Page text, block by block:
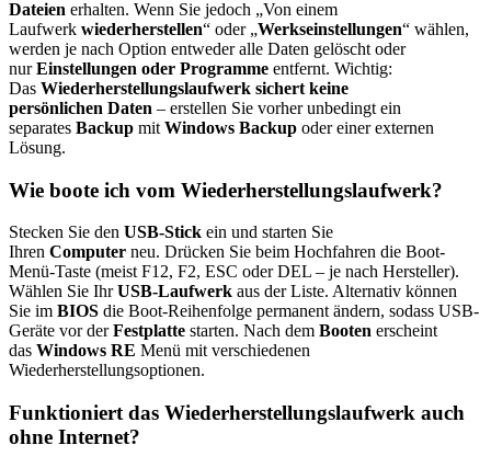
Dateien erhalten. Wenn Sie jedoch „Von einem
Laufwerk wiederherstellen“ oder „Werkseinstellungen“ wählen,
werden je nach Option entweder alle Daten gelöscht oder
nurEinstellungen oder Programme entfernt. Wichtig:
Das Wiederherstellungslaufwerk sichert keine
persönlichen Daten – erstellen Sie vorher unbedingt ein
separates Backup mit Windows Backup oder einer externen
Lösung.
Wie boote ich vom Wiederherstellungslaufwerk?
Stecken Sie den USB-Stick ein und starten Sie
Ihren Computer neu. Drücken Sie beim Hochfahren die Boot-
Menü-Taste (meist F12, F2, ESC oder DEL – je nach Hersteller).
Wählen Sie IhrUSB-Laufwerk aus der Liste. Alternativ können
Sie im BIOS die Boot-Reihenfolge permanent ändern, sodass USB-
Geräte vor derFestplatte starten. Nach dem Booten erscheint
das Windows RE Menü mit verschiedenen
Wiederherstellungsoptionen.
Funktioniert das Wiederherstellungslaufwerk auch
ohne Internet?